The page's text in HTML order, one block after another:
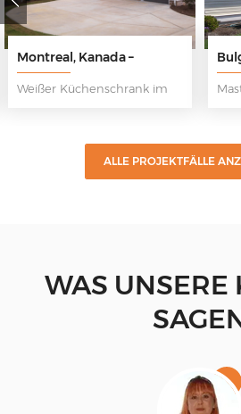
Bulgarien - Begehbarer
Kleiderschrank
Master-Schlafzimmer-
UK
ALLE PROJEKTFÄLLE
WAS UNSERE